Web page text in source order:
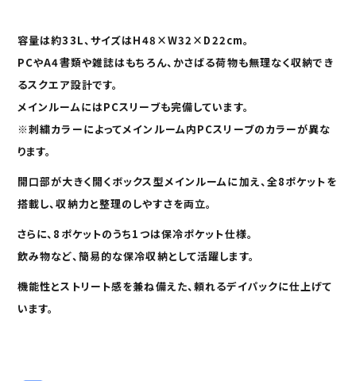
容量は約33L、サイズはH48×W32×D22cm。
PCやA4書類や雑誌はもちろん、かさばる荷物も無理なく収納でき
るスクエア設計です。
メインルームにはPCスリーブも完備しています。
※刺繍カラーによってメインルーム内PCスリーブのカラーが異な
ります。
開口部が大きく開くボックス型メインルームに加え、 全8ポケットを
搭載し、収納力と整理のしやすさを両立。
さらに、8ポケットのうち1つは保冷ポケット仕様。
飲み物など、簡易的な保冷収納として活躍します。
機能性とストリート感を兼ね備えた、頼れるデイパックに仕上げて
います。